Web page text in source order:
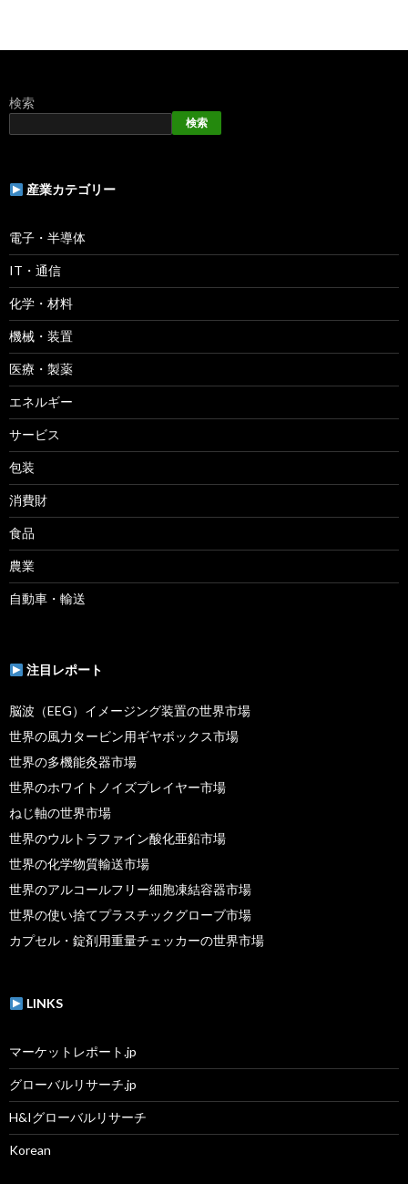
検索
検索
産業カテゴリー
電子・半導体
IT・通信
化学・材料
機械・装置
医療・製薬
エネルギー
サービス
包装
消費財
食品
農業
自動車・輸送
注目レポート
脳波（EEG）イメージング装置の世界市場
世界の風力タービン用ギヤボックス市場
世界の多機能灸器市場
世界のホワイトノイズプレイヤー市場
ねじ軸の世界市場
世界のウルトラファイン酸化亜鉛市場
世界の化学物質輸送市場
世界のアルコールフリー細胞凍結容器市場
世界の使い捨てプラスチックグローブ市場
カプセル・錠剤用重量チェッカーの世界市場
LINKS
マーケットレポート.jp
グローバルリサーチ.jp
H&Iグローバルリサーチ
Korean